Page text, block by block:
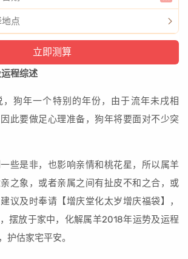
程综述
狗年一个特别的年份，由于流年未戌相
此要做足心理准备，狗年将要面对不少突
些是非，也影响亲情和桃花星，所以属羊
之象，或者亲属之间有扯皮不和之合，或
议及时奉请【增庆堂化太岁增庆福袋】，
摆放于家中，化解属羊2018年运势及运程
护估家宅平安。